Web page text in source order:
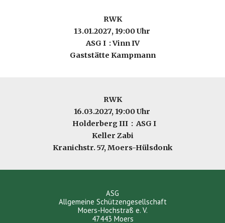
RWK
13.01.2027, 19:00 Uhr
ASG I : Vinn IV
Gaststätte Kampmann
RWK
16.03.2027, 19:00 Uhr
Holderberg III : ASG I
Keller Zabi
Kranichstr. 57, Moers-Hülsdonk
ASG
Allgemeine Schützengesellschaft
Moers-Hochstraß e. V.
47443 Moers